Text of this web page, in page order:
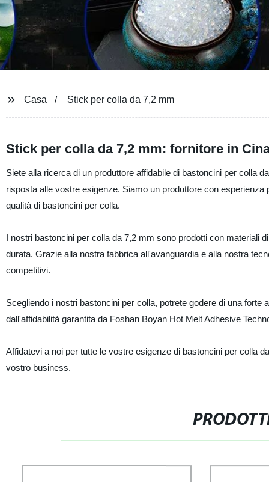
Casa Stick per colla da 7,2 mm
Stick per colla da 7,2 mm: fornitore in
Siete alla ricerca di un produttore affidabile di bastoncini per colla
risposta alle vostre esigenze. Siamo un produttore con
qualità di bastoncini per colla.
I nostri bastoncini per colla da 7,2 mm sono prodotti con materiali
durata. Grazie alla nostra fabbrica all'avanguardia e alla nostra
competitivi.
Scegliendo i nostri bastoncini per colla, potrete godere di una
dall'affidabilità garantita da Foshan Boyan Hot Melt Adhesive
Affidatevi a noi per tutte le vostre esigenze di bastoncini per colla
vostro business.